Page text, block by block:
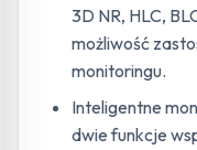
3D NR, HLC,
możliwość
monitoringu.
Inteligentne
dwie funkcje